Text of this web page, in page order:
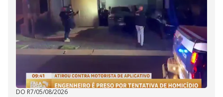
DO R7/05/08/2026